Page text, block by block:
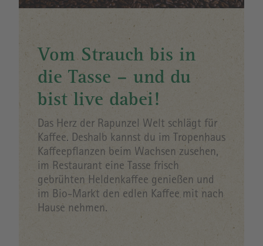
Vom Strauch bis in
die Tasse – und du
bist live dabei!
Das Herz der Rapunzel Welt schlägt für
Kaffee. Deshalb kannst du im Tropenhaus
Kaffeepflanzen beim Wachsen zusehen,
im Restaurant eine Tasse frisch
gebrühten Heldenkaffee genießen und
im Bio-Markt den edlen Kaffee mit nach
Hause nehmen.